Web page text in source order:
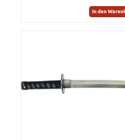
In den